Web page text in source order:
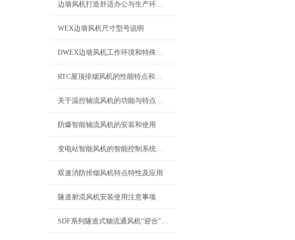
边墙风机打造舒适办公与生产环境的关键
WEX边墙风机尺寸型号说明
DWEX边墙风机工作环境和特殊要求有哪些
RTC屋顶排烟风机的性能特点和优势介绍
关于温控轴流风机的功能与特点详细介绍
防爆智能轴流风机的安装和使用
变电站智能风机的智能控制系统与自动化管理
双速消防排烟风机特点特性及应用
隧道射流风机安装使用注意事项
SDF系列隧道式轴流通风机“迎合”了地下工程建筑的蓬勃发展